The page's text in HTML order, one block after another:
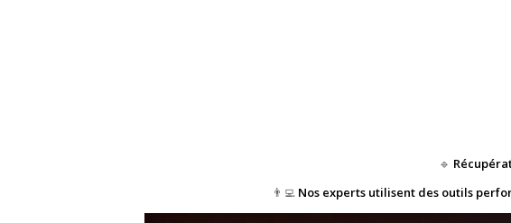
🔹
👨‍💻 Nos experts utilisent des outils